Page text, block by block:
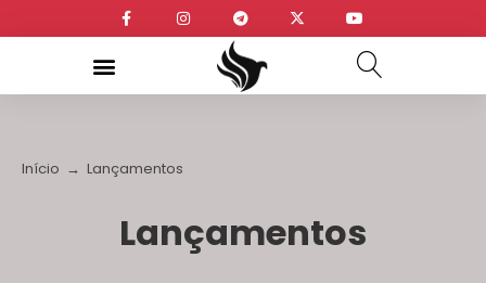
Início → Lançamentos
Lançamentos